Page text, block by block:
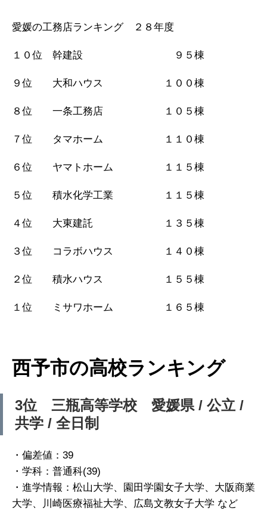
愛媛の工務店ランキング ２８年度
１０位 幹建設 ９５棟
９位 大和ハウス １００棟
８位 一条工務店 １０５棟
７位 タマホーム １１０棟
６位 ヤマトホーム １１５棟
５位 積水化学工業 １１５棟
４位 大東建託 １３５棟
３位 コラボハウス １４０棟
２位 積水ハウス １５５棟
１位 ミサワホーム １６５棟
西予市の高校ランキング
3位 三瓶高等学校 愛媛県 / 公立 /
共学 / 全日制
・偏差値：39
・学科：普通科(39)
・進学情報：松山大学、園田学園女子大学、大阪商業
大学、川崎医療福祉大学、広島文教女子大学 など